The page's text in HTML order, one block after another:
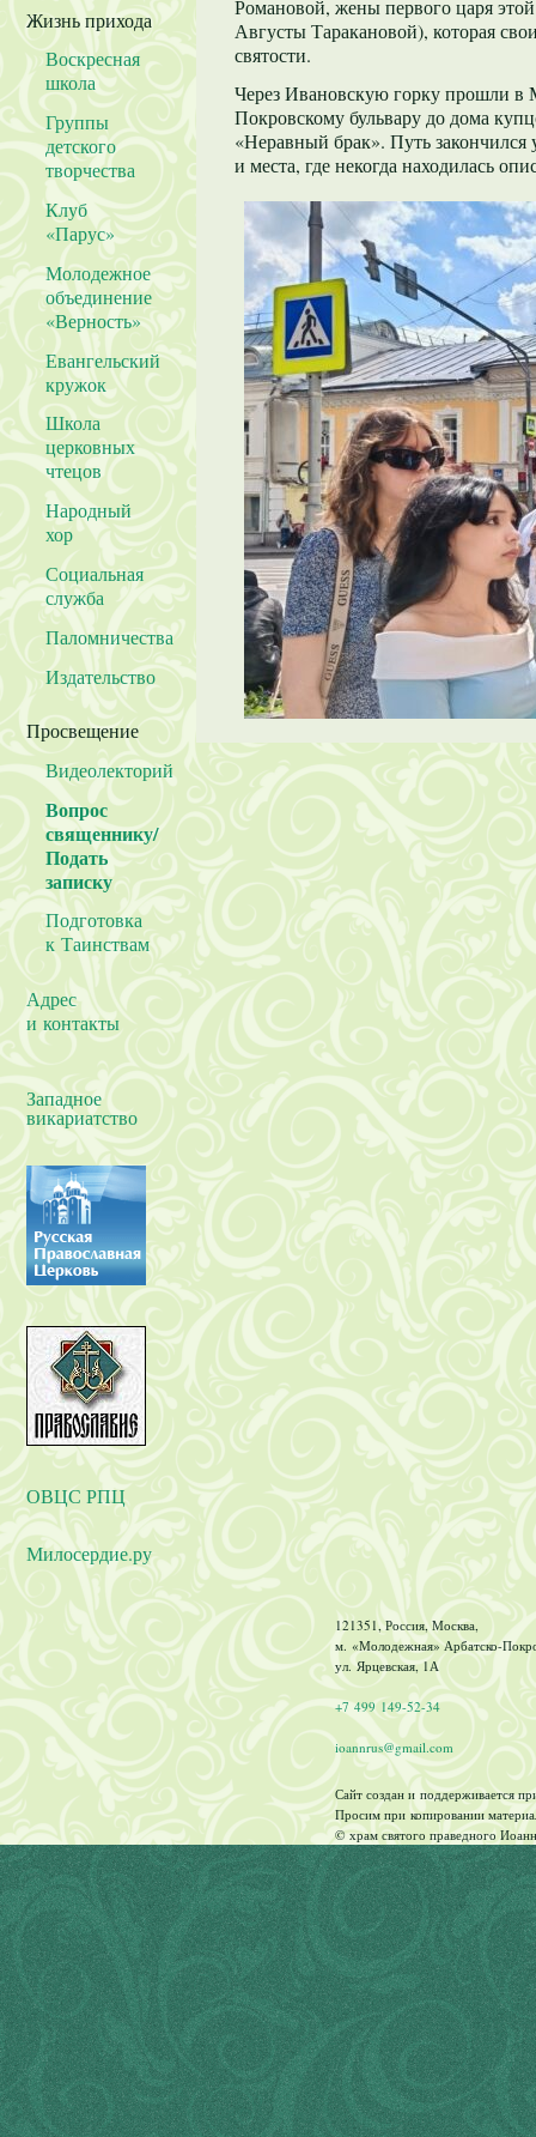
Жизнь прихода
Воскресная
школа
Группы
детского
творчества
Клуб
«Парус»
Молодежное
объединение
«Верность»
Евангельский
кружок
Школа
церковных
чтецов
Народный
хор
Социальная
служба
Паломничества
Издательство
Просвещение
Видеолекторий
Вопрос
священнику/
Подать
записку
Подготовка
к Таинствам
Адрес
и контакты
Западное
викариатство
ОВЦС РПЦ
Милосердие.ру
Романовой, жены первого царя
Августы Таракановой), которая
святости.
Через Ивановскую горку прошли в
Покровскому бульвару до дома
«Неравный брак». Путь
и места, где некогда находилась
121351, Россия, Москва,
м. «Молодежная» Арбатско-
ул. Ярцевская, 1А
+7 499 149-52-34
ioannrus@gmail.com
Сайт создан и поддерживается
Просим при копировании
© храм святого праведного